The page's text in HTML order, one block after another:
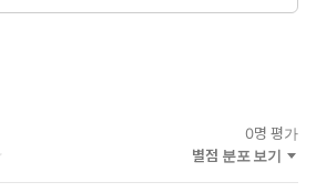
들리는 미국 뉴스 학습 노트』는 제목 그
활용할 수 있는 표현을 정리하고, 실제
더했다. 영화 「Avengers:
I Havea Dream」, 소설 『The Great
0명 평가
별점 분포 보기